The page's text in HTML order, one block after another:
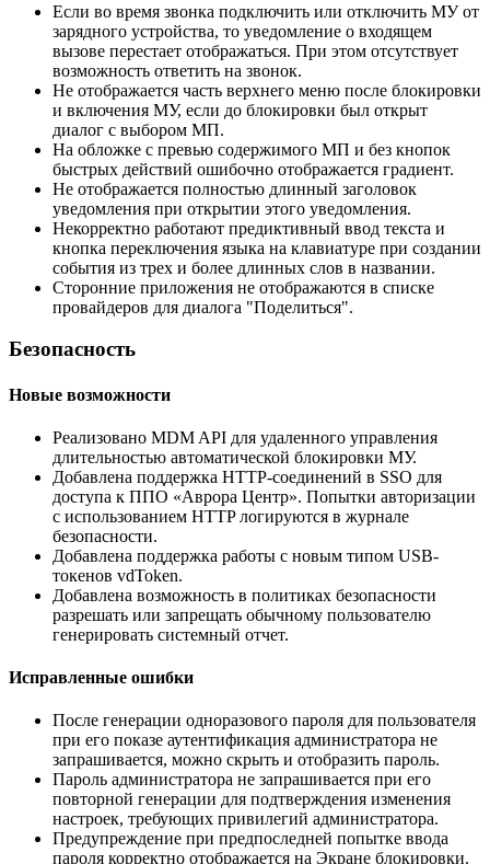
Если во время звонка подключить или отключить МУ от
зарядного устройства, то уведомление о входящем
вызове перестает отображаться. При этом отсутствует
возможность ответить на звонок.
Не отображается часть верхнего меню после блокировки
и включения МУ, если до блокировки был открыт
диалог с выбором МП.
На обложке с превью содержимого МП и без кнопок
быстрых действий ошибочно отображается градиент.
Не отображается полностью длинный заголовок
уведомления при открытии этого уведомления.
Некорректно работают предиктивный ввод текста и
кнопка переключения языка на клавиатуре при создании
события из трех и более длинных слов в названии.
Сторонние приложения не отображаются в списке
провайдеров для диалога "Поделиться".
Безопасность
Новые возможности
Реализовано MDM API для удаленного управления
длительностью автоматической блокировки МУ.
Добавлена поддержка HTTP-соединений в SSO для
доступа к ППО «Аврора Центр». Попытки авторизации
с использованием HTTP логируются в журнале
безопасности.
Добавлена поддержка работы с новым типом USB-
токенов vdToken.
Добавлена возможность в политиках безопасности
разрешать или запрещать обычному пользователю
генерировать системный отчет.
Исправленные ошибки
После генерации одноразового пароля для пользователя
при его показе аутентификация администратора не
запрашивается, можно скрыть и отобразить пароль.
Пароль администратора не запрашивается при его
повторной генерации для подтверждения изменения
настроек, требующих привилегий администратора.
Предупреждение при предпоследней попытке ввода
пароля корректно отображается на Экране блокировки.